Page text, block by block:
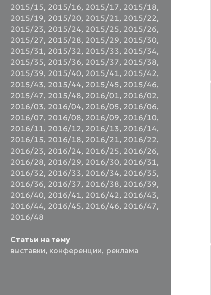
2015/15, 2015/16, 2015/17, 2015/18,
2015/19, 2015/20, 2015/21, 2015/22,
2015/23, 2015/24, 2015/25, 2015/26,
2015/27, 2015/28, 2015/29, 2015/30,
2015/31, 2015/32, 2015/33, 2015/34,
2015/35, 2015/36, 2015/37, 2015/38,
2015/39, 2015/40, 2015/41, 2015/42,
2015/43, 2015/44, 2015/45, 2015/46,
2015/47, 2015/48, 2016/01, 2016/02,
2016/03, 2016/04, 2016/05, 2016/06,
2016/07, 2016/08, 2016/09, 2016/10,
2016/11, 2016/12, 2016/13, 2016/14,
2016/15, 2016/18, 2016/21, 2016/22,
2016/23, 2016/24, 2016/25, 2016/26,
2016/28, 2016/29, 2016/30, 2016/31,
2016/32, 2016/33, 2016/34, 2016/35,
2016/36, 2016/37, 2016/38, 2016/39,
2016/40, 2016/41, 2016/42, 2016/43,
2016/44, 2016/45, 2016/46, 2016/47,
2016/48
Статьи на тему
выставки, конференции, реклама